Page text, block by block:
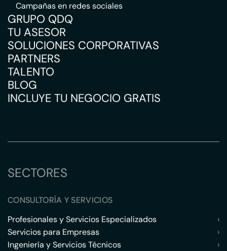
Campañas en redes sociales
GRUPO QDQ
TU ASESOR
SOLUCIONES CORPORATIVAS
PARTNERS
TALENTO
BLOG
INCLUYE TU NEGOCIO GRATIS
SECTORES
CONSULTORÍA Y SERVICIOS
Profesionales y Servicios Especializados
›
Servicios para Empresas
›
Ingeniería y Servicios Técnicos
›